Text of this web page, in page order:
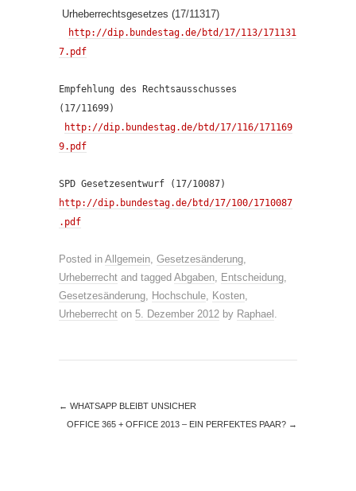
Urheberrechtsgesetzes (17/11317)
http://dip.bundestag.de/btd/17/113/171131
7.pdf
Empfehlung des Rechtsausschusses
(17/11699)
http://dip.bundestag.de/btd/17/116/171169
9.pdf
SPD Gesetzesentwurf (17/10087)
http://dip.bundestag.de/btd/17/100/1710087
.pdf
Posted in Allgemein, Gesetzesänderung,
Urheberrecht and tagged Abgaben, Entscheidung,
Gesetzesänderung, Hochschule, Kosten,
Urheberrecht on 5. Dezember 2012 by Raphael .
← WHATSAPP BLEIBT UNSICHER
OFFICE 365 + OFFICE 2013 – EIN PERFEKTES PAAR? →